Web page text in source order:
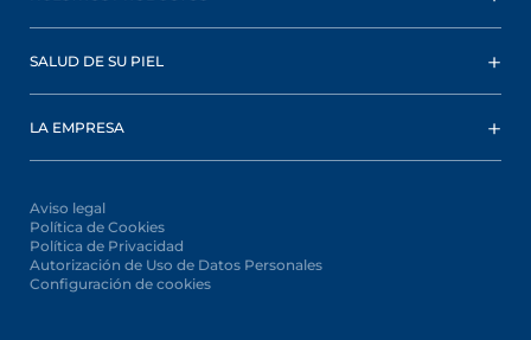
SALUD DE SU PIEL
LA EMPRESA
Aviso legal
Política de Cookies
Política de Privacidad
Autorización de Uso de Datos Personales
Configuración de cookies